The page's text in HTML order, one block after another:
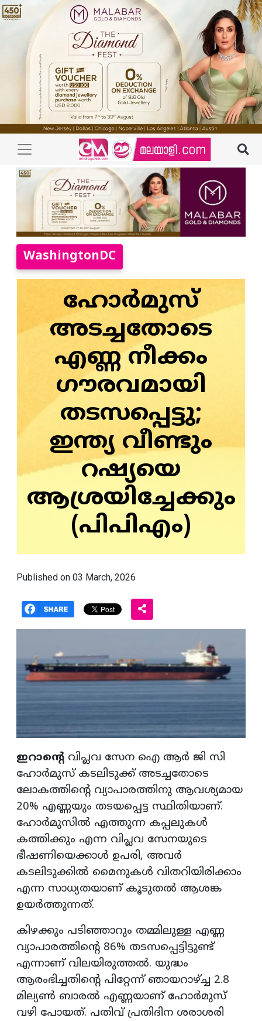
WashingtonDC
ഹോർമുസ്
അടച്ചതോടെ
എണ്ണ നീക്കം
ഗൗരവമായി
തടസപ്പെട്ടു;
ഇന്ത്യ വീണ്ടും
റഷ്യയെ
ആശ്രയിച്ചേക്കും
(പിപിഎം)
Published on 03 March, 2026
ഇറാന്റെ വിപ്ലവ സേന ഐ ആർ ജി സി
ഹോർമുസ് കടലിടുക്ക് അടച്ചതോടെ
ലോകത്തിന്റെ വ്യാപാരത്തിനു ആവശ്യമായ
20% എണ്ണയും തടയപ്പെട്ട സ്ഥിതിയാണ്.
ഹോർമുസിൽ എത്തുന്ന കപ്പലുകൾ
കത്തിക്കും എന്ന വിപ്ലവ സേനയുടെ
ഭീഷണിയെക്കാൾ ഉപരി, അവർ
കടലിടുക്കിൽ മൈനുകൾ വിതറിയിരിക്കാം
എന്ന സാധ്യതയാണ് കൂടുതൽ ആശങ്ക
ഉയർത്തുന്നത്.
കിഴക്കും പടിഞ്ഞാറും തമ്മിലുള്ള എണ്ണ
വ്യാപാരത്തിന്റെ 86% തടസപ്പെട്ടിട്ടുണ്ട്
എന്നാണ് വിലയിരുത്തൽ. യുദ്ധം
ആരംഭിച്ചതിന്റെ പിറ്റേന്ന് ഞായറാഴ്ച്ച 2.8
മില്യൺ ബാരൽ എണ്ണയാണ് ഹോർമുസ്
വഴി പോയത്. പതിവ് പ്രതിദിന ശരാശരി